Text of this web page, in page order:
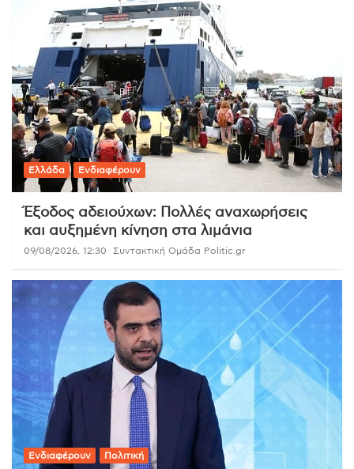
Ελλάδα Ενδιαφέρουν
Έξοδος αδειούχων: Πολλές αναχωρήσεις
και αυξημένη κίνηση στα λιμάνια
09/08/2026, 12:30 Συντακτική Ομάδα Politic.gr
Ενδιαφέρουν Πολιτική